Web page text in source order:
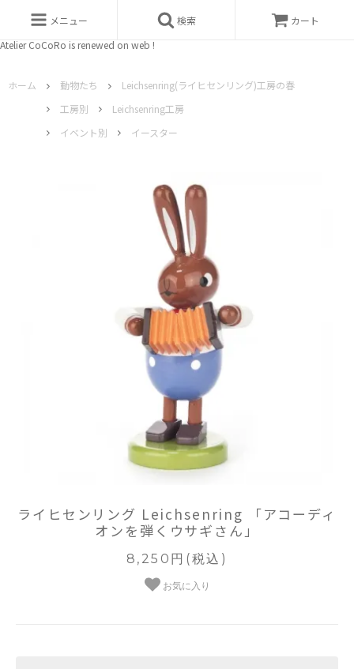
Atelier CoCoRo is renewed on web !
メニュー 検索 カート
ホーム 動物たち
Leichsenring(ライヒセンリング)工房の春
工房別
Leichsenring工房
イベント別
イースター
ライヒセンリング Leichsenring 「アコーディ
オンを弾くウサギさん」
8,250円(税込)
お気に入り